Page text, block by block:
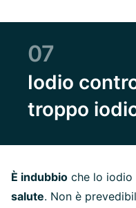
07
Iodio
troppo
È indubbio che lo iodio
salute. Non è